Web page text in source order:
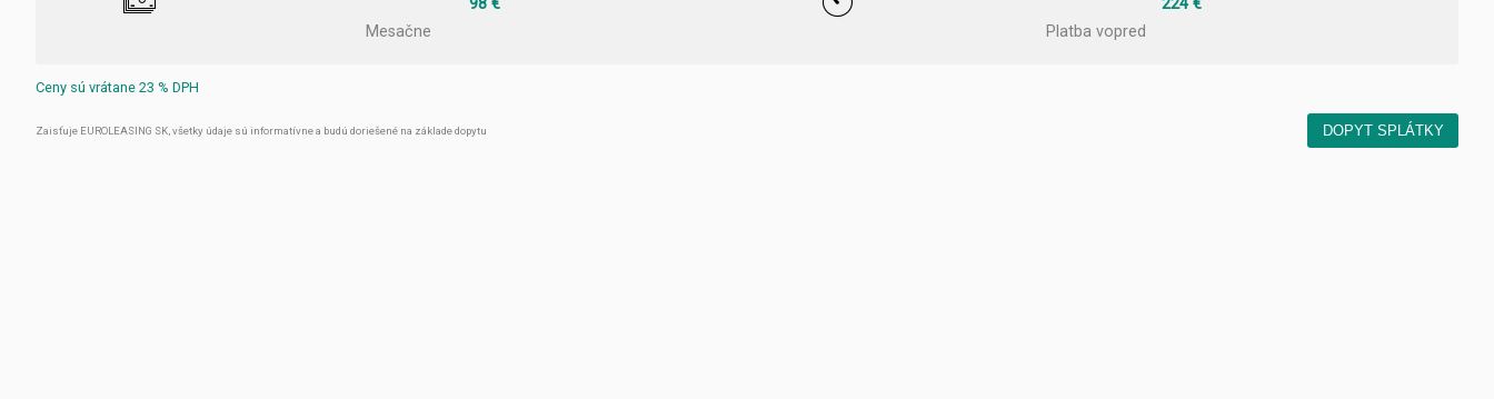
Mesačne
Platba vopred
Ceny sú vrátane 23 % DPH
Zaisťuje EUROLEASING SK, všetky údaje sú informatívne a budú doriešené na základe dopytu DOPYT SPLÁTKY